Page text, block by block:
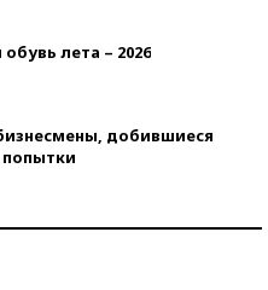
лета – 2026
добившиеся
попытки